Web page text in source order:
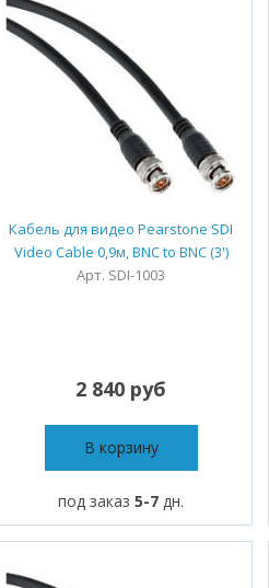
Кабель для видео Pearstone SDI
Video Cable 0,9м, BNC to BNC (3')
Арт. SDI-1003
2 840 руб
В корзину
под заказ5-7 дн.